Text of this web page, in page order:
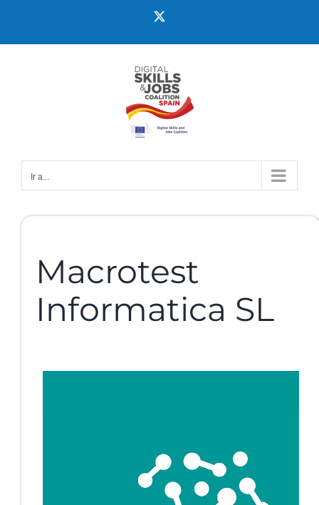
Ir a...
Macrotest
Informatica SL